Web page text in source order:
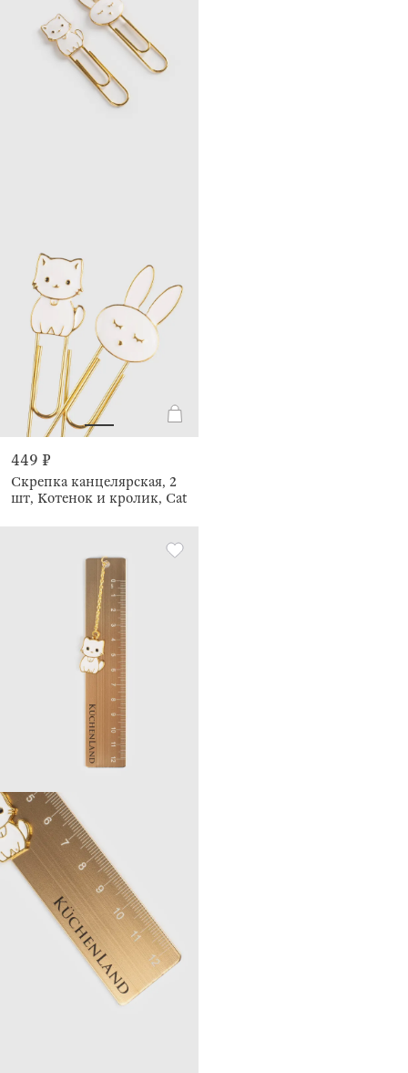
449 ₽
Скрепка канцелярская, 2
шт, Котенок и кролик, Cat